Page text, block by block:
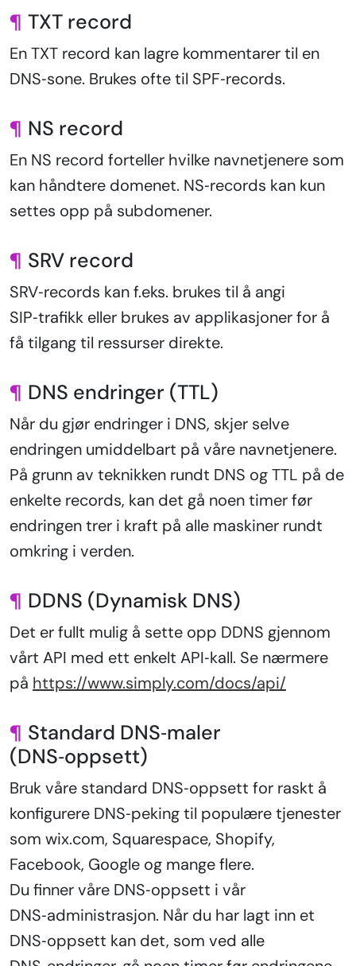
¶ TXT record
En TXT record kan lagre kommentarer til en
DNS‑sone. Brukes ofte til SPF‑records.
¶ NS record
En NS record forteller hvilke navnetjenere som
kan håndtere domenet. NS‑records kan kun
settes opp på subdomener.
¶ SRV record
SRV‑records kan f.eks. brukes til å angi
SIP‑trafikk eller brukes av applikasjoner for å
få tilgang til ressurser direkte.
¶ DNS endringer (TTL)
Når du gjør endringer i DNS, skjer selve
endringen umiddelbart på våre navnetjenere.
På grunn av teknikken rundt DNS og TTL på de
enkelte records, kan det gå noen timer før
endringen trer i kraft på alle maskiner rundt
omkring i verden.
¶ DDNS (Dynamisk DNS)
Det er fullt mulig å sette opp DDNS gjennom
vårt API med ett enkelt API‑kall. Se nærmere
på https://www.simply.com/docs/api/
¶ Standard DNS‑maler
(DNS‑oppsett)
Bruk våre standard DNS‑oppsett for raskt å
konfigurere DNS‑peking til populære tjenester
som wix.com, Squarespace, Shopify,
Facebook, Google og mange flere.
Du finner våre DNS‑oppsett i vår
DNS‑administrasjon. Når du har lagt inn et
DNS‑oppsett kan det, som ved alle